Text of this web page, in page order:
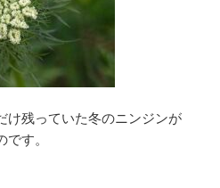
け残っていた冬のニンジンが
す。